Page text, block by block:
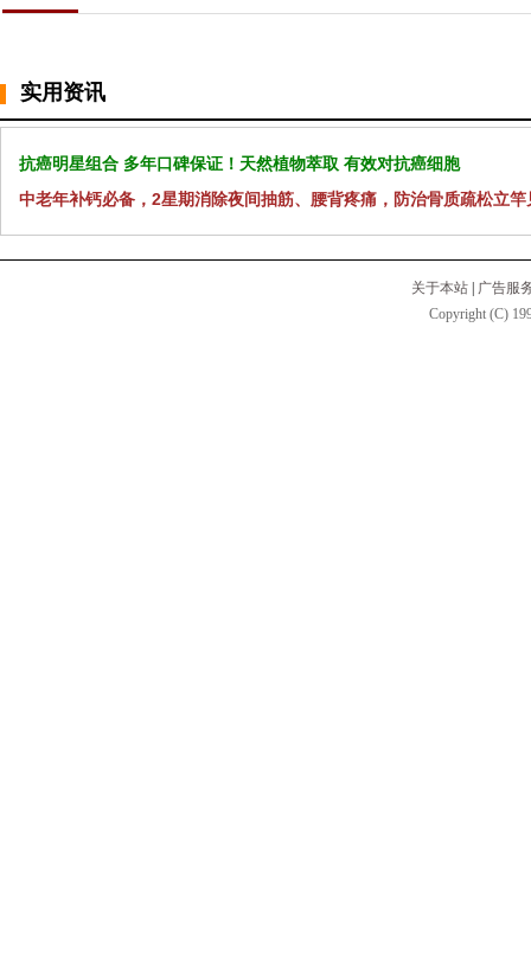
实用资讯
抗癌明星组合 多年口碑保证！天然植物萃取 有效对抗癌细胞
中老年补钙必备，2星期消除夜间抽筋、腰背疼痛，防治骨质疏松立竿
关于本站
广告服
Copyright (C)